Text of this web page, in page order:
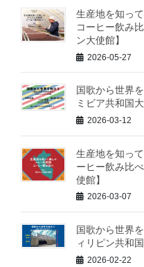
生産地を知っ
コーヒー飲み
ン大使館】
2026-05-27
国歌から世界
ミビア共和国
2026-03-12
生産地を知っ
ーヒー飲み比
使館】
2026-03-07
国歌から世界
ィリピン共和
2026-02-22